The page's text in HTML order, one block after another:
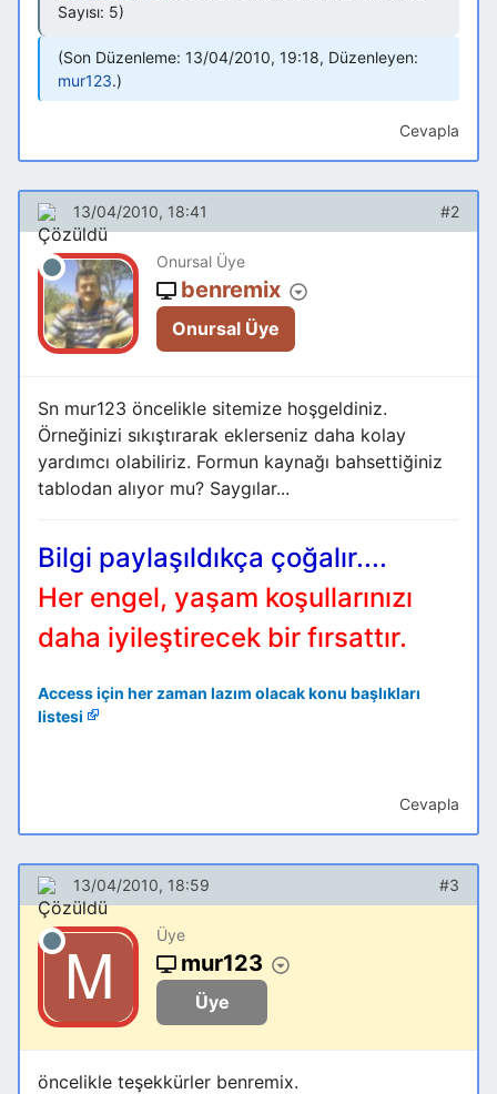
Sayısı: 5)
Son Düzenleme: 13/04/2010, 19:18, Düzenleyen:
mur123.
Cevapla
13/04/2010, 18:41 #2
Onursal Üye
benremix
Onursal Üye
Sn mur123 öncelikle sitemize hoşgeldiniz.
Örneğinizi sıkıştırarak eklerseniz daha kolay
yardımcı olabiliriz. Formun kaynağı bahsettiğiniz
tablodan alıyor mu? Saygılar...
Bilgi paylaşıldıkça çoğalır....
Her engel, yaşam koşullarınızı
daha iyileştirecek bir fırsattır.
Access için her zaman lazım olacak konu başlıkları
listesi
Cevapla
13/04/2010, 18:59 #3
Üye
mur123
Üye
öncelikle teşekkürler benremix.